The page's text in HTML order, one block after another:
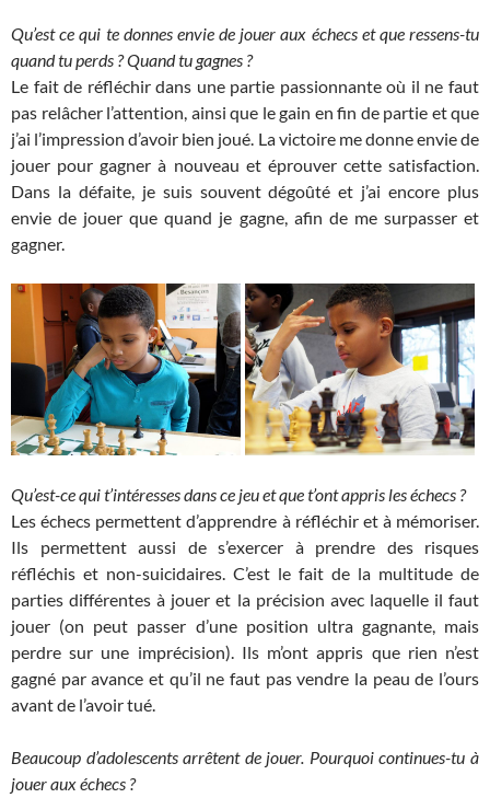
Qu’est ce qui te donnes envie de jouer aux échecs et que ressens-tu
quand tu perds ? Quand tu gagnes ?
Le fait de réfléchir dans une partie passionnante où il ne faut
pas relâcher l’attention, ainsi que le gain en fin de partie et que
j’ai l’impression d’avoir bien joué. La victoire me donne envie de
jouer pour gagner à nouveau et éprouver cette satisfaction.
Dans la défaite, je suis souvent dégoûté et j’ai encore plus
envie de jouer que quand je gagne, afin de me surpasser et
gagner.
Qu’est-ce qui t’intéresses dans ce jeu et que t’ont appris les échecs ?
Les échecs permettent d’apprendre à réfléchir et à mémoriser.
Ils permettent aussi de s’exercer à prendre des risques
réfléchis et non-suicidaires. C’est le fait de la multitude de
parties différentes à jouer et la précision avec laquelle il faut
jouer (on peut passer d’une position ultra gagnante, mais
perdre sur une imprécision). Ils m’ont appris que rien n’est
gagné par avance et qu’il ne faut pas vendre la peau de l’ours
avant de l’avoir tué.
Beaucoup d’adolescents arrêtent de jouer. Pourquoi continues-tu à
jouer aux échecs ?